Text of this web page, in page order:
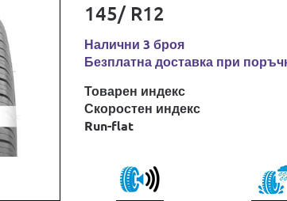
145/ R12
Налични 3 броя
Безплатна доставка при
Товарен индекс
Скоростен индекс
Run-flat